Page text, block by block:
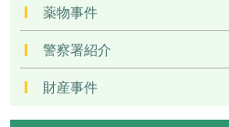
薬物事件
警察署紹介
財産事件